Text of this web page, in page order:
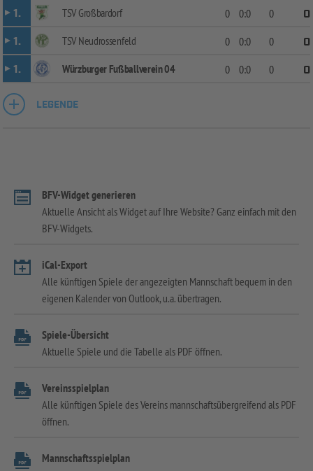
1.
TSV Großbardorf 0 0:0 0
0
1.
TSV Neudrossenfeld 0 0:0 0
0
1.
Würzburger Fußballverein 04 0 0:0 0 0
LEGENDE
BFV-Widget generieren
Aktuelle Ansicht als Widget auf Ihre Website? Ganz einfach mit den
BFV-Widgets.
iCal-Export
Alle künftigen Spiele der angezeigten Mannschaft bequem in den
eigenen Kalender von Outlook, u.a. übertragen.
Spiele-Übersicht
Aktuelle Spiele und die Tabelle als PDF öffnen.
Vereinsspielplan
Alle künftigen Spiele des Vereins mannschaftsübergreifend als PDF
öffnen.
Mannschaftsspielplan